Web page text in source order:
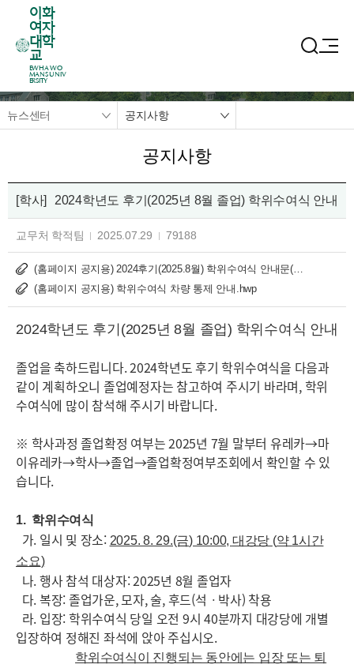
이화
여자
대학
교
EWHA WO
MANS UNIV
ERSITY
뉴스센터 공지사항
공지사항
[학사] 2024학년도 후기(2025년 8월 졸업) 학위수여식 안내
교무처 학적팀 2025.07.29 79188
(홈페이지 공지용) 2024후기(2025.8월) 학위수여식 안내문(국문).hwp
(홈페이지 공지용) 학위수여식 차량 통제 안내.hwp
2024학년도 후기(2025년 8월 졸업) 학위수여식 안내
졸업을 축하드립니다. 2024학년도 후기 학위수여식을 다음과
같이 계획하오니 졸업예정자는 참고하여 주시기 바라며, 학위
수여식에 많이 참석해 주시기 바랍니다.
※ 학사과정 졸업확정 여부는 2025년 7월 말부터 유레카→마
이유레카→학사→졸업→졸업확정여부조회에서 확인할 수 있
습니다.
1. 학위수여식
가. 일시 및 장소: 2025. 8. 29.(금) 10:00, 대강당 (약 1시간
소요)
나. 행사 참석 대상자: 2025년 8월 졸업자
다. 복장: 졸업가운, 모자, 술, 후드(석ㆍ박사) 착용
라. 입장: 학위수여식 당일 오전 9시 40분까지 대강당에 개별
입장하여 정해진 좌석에 앉아 주십시오.
학위수여식이 진행되는 동안에는 입장 또는 퇴